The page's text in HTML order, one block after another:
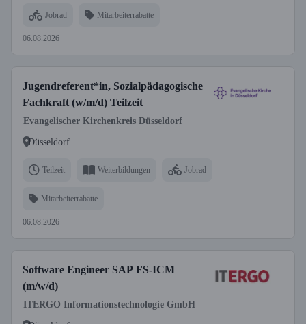
Jobrad Mitarbeiterrabatte
06.08.2026
Jugendreferent*in, Sozialpädagogische
Fachkraft (w/m/d) Teilzeit
Evangelischer Kirchenkreis Düsseldorf
Düsseldorf
Teilzeit Weiterbildungen Jobrad
Mitarbeiterrabatte
06.08.2026
Software Engineer SAP FS-ICM
(m/w/d)
ITERGO Informationstechnologie GmbH